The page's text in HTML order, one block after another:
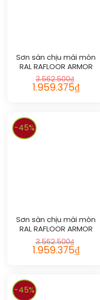
Sơn sàn chịu mài mòn
RAL RAFLOOR ARMOR
2000
3.562.500₫
1.959.375₫
-45%
Sơn sàn chịu mài mòn
RAL RAFLOOR ARMOR
2002
3.562.500₫
1.959.375₫
-45%